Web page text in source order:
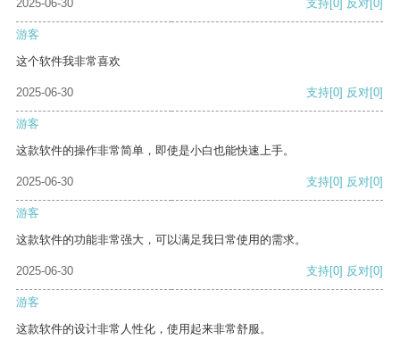
2025-06-30
支持[0] 反对[0]
游客
这个软件我非常喜欢
2025-06-30 支持[0] 反对[0]
游客
这款软件的操作非常简单，即使是小白也能快速上手。
2025-06-30 支持[0] 反对[0]
游客
这款软件的功能非常强大，可以满足我日常使用的需求。
2025-06-30 支持[0] 反对[0]
游客
这款软件的设计非常人性化，使用起来非常舒服。